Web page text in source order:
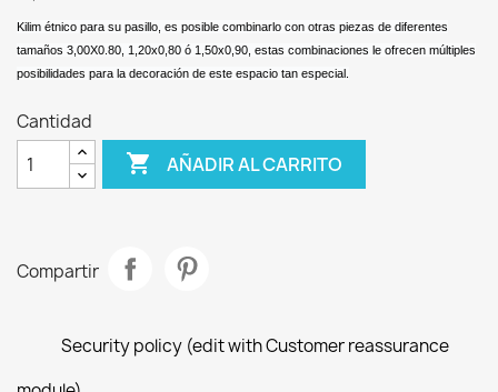
Kilim étnico para su pasillo, es posible combinarlo con otras piezas de diferentes
tamaños 3,00X0.80, 1,20x0,80 ó 1,50x0,90, estas combinaciones le ofrecen múltiples
posibilidades para la decoración de este espacio tan especial.
Cantidad
 AÑADIR AL CARRITO
Compartir
Security policy (edit with Customer reassurance